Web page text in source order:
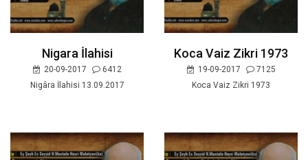
Nigara İlahisi
20-09-2017
6412
Nigâra İlahisi 13.09.2017
Koca Vaiz Zikri 1973
19-09-2017
7125
Koca Vaiz Zikri 1973